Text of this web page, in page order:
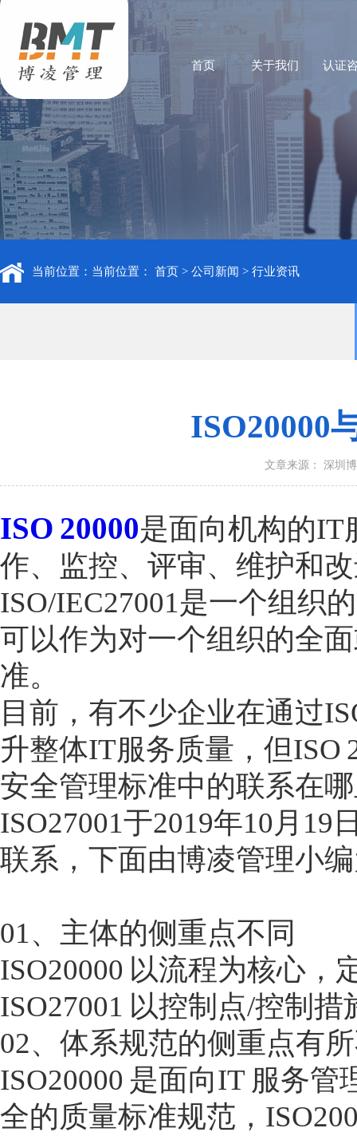
首页 关于我们 认证
当前位置：当前位置： 首页 > 公司新闻 > 行业资讯
ISO20000
文章来源： 深圳
ISO 20000是面向机构的IT
作、监控、评审、维护和
ISO/IEC27001是一个组织
可以作为对一个组织的全
准。
目前，有不少企业在通过
升整体IT服务质量，但ISO
安全管理标准中的联系在
ISO27001于2019年10月19
联系，下面由博凌管理小
01、主体的侧重点不同
ISO20000 以流程为核心
ISO27001 以控制点/控制
02、体系规范的侧重点有
ISO20000 是面向IT 服务
全的质量标准规范，